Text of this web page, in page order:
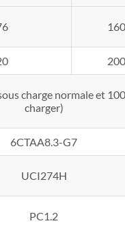
160
200
charge normale et
charger)
6CTAA8.3-G7
UCI274H
PC1.2